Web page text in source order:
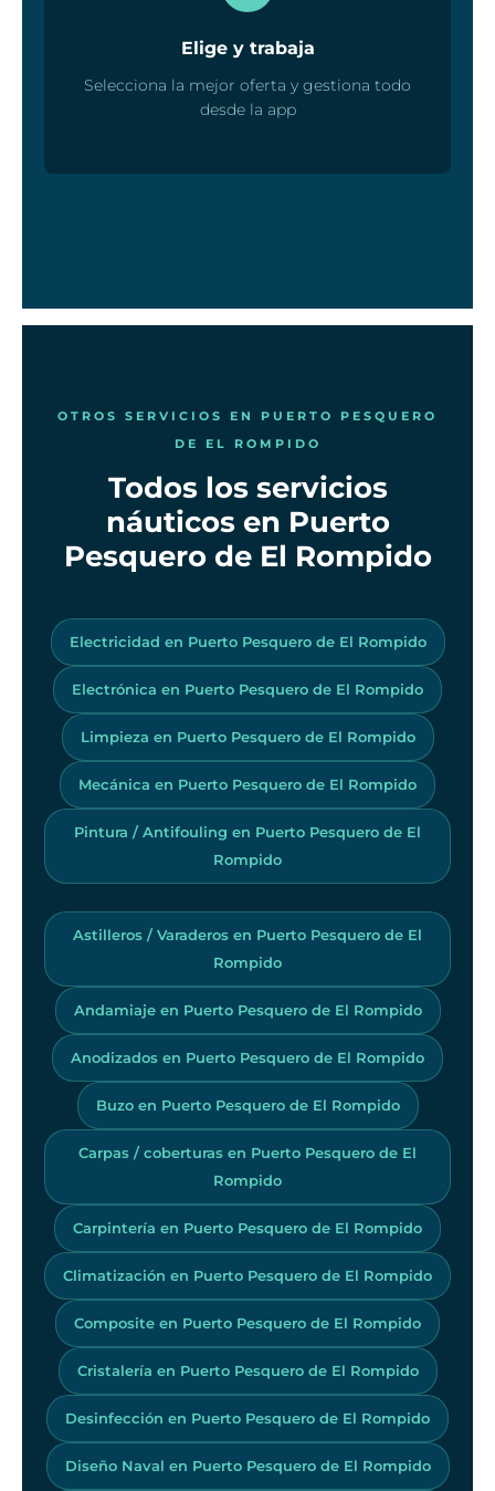
Elige y trabaja
Selecciona la mejor oferta y gestiona todo
desde la app
OTROS SERVICIOS EN PUERTO PESQUERO
DE EL ROMPIDO
Todos los servicios
náuticos en Puerto
Pesquero de El Rompido
Electricidad en Puerto Pesquero de El Rompido
Electrónica en Puerto Pesquero de El Rompido
Limpieza en Puerto Pesquero de El Rompido
Mecánica en Puerto Pesquero de El Rompido
Pintura / Antifouling en Puerto Pesquero de El
Rompido
Astilleros / Varaderos en Puerto Pesquero de El
Rompido
Andamiaje en Puerto Pesquero de El Rompido
Anodizados en Puerto Pesquero de El Rompido
Buzo en Puerto Pesquero de El Rompido
Carpas / coberturas en Puerto Pesquero de El
Rompido
Carpintería en Puerto Pesquero de El Rompido
Climatización en Puerto Pesquero de El Rompido
Composite en Puerto Pesquero de El Rompido
Cristalería en Puerto Pesquero de El Rompido
Desinfección en Puerto Pesquero de El Rompido
Diseño Naval en Puerto Pesquero de El Rompido